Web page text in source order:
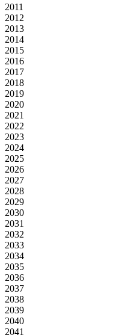
2011
2012
2013
2014
2015
2016
2017
2018
2019
2020
2021
2022
2023
2024
2025
2026
2027
2028
2029
2030
2031
2032
2033
2034
2035
2036
2037
2038
2039
2040
2041